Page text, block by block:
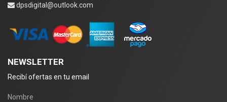
dpsdigital@outlook.com
NEWSLETTER
Recibí ofertas en tu email